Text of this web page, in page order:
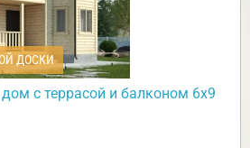
ДОСКИ
с террасой и балконом 6х9